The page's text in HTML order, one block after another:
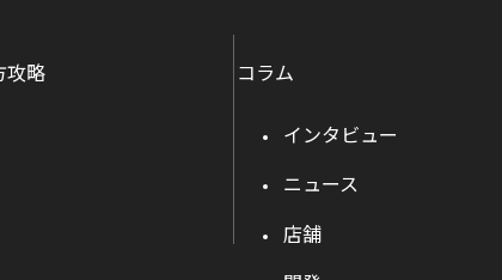
攻略 コラム
インタビュー
ニュース
店舗